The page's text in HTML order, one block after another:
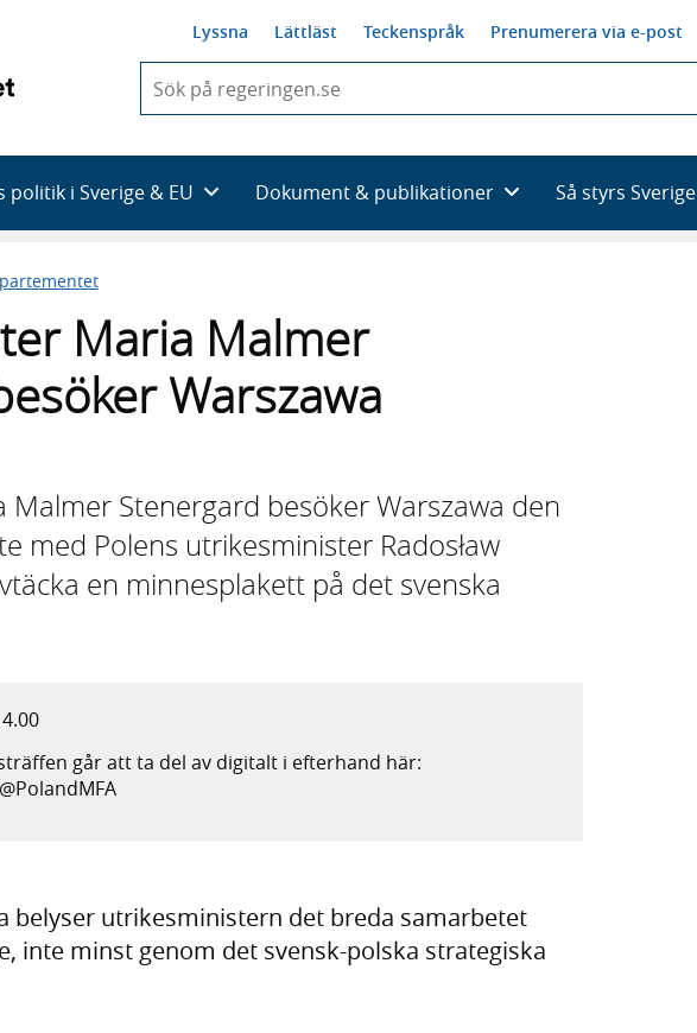
Lyssna Lättläst Teckenspråk Prenumerera via e-post
du
skriva
framträder
en
politik i Sverige & EU Dokument & publikationer Så styrs Sverige
Maria Malmer
Warszawa
Stenergard besöker Warszawa den
med Polens utrikesminister Radosław
en minnesplakett på det svenska
går att ta del av digitalt i efterhand här:
belyser utrikesministern det breda samarbetet
inte minst genom det svensk-polska strategiska